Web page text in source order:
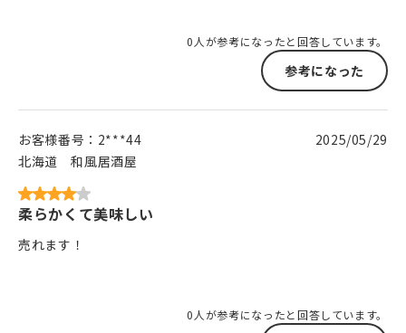
0人が参考になったと回答しています。
参考になった
お客様番号： 2***44
北海道
和風居酒屋
2025/05/29
柔らかくて美味しい
売れます！
0人が参考になったと回答しています。